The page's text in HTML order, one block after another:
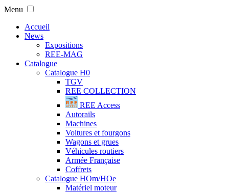
Menu
Accueil
News
Expositions
REE-MAG
Catalogue
Catalogue H0
TGV
REE COLLECTION
REE Access
Autorails
Machines
Voitures et fourgons
Wagons et grues
Véhicules routiers
Armée Française
Coffrets
Catalogue HOm/HOe
Matériel moteur